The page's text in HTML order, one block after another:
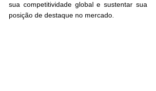
sua competitividade global e sustentar sua
posição de destaque no mercado.